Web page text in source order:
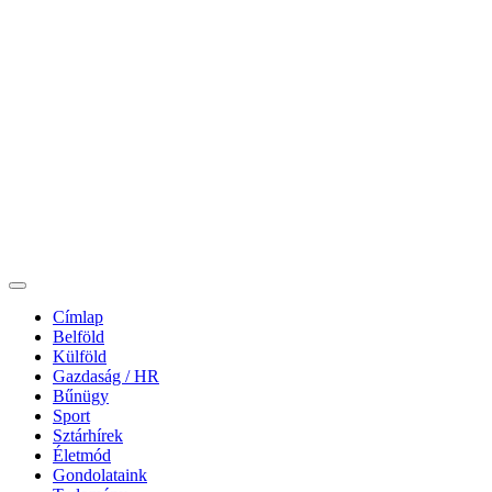
Címlap
Belföld
Külföld
Gazdaság / HR
Bűnügy
Sport
Sztárhírek
Életmód
Gondolataink